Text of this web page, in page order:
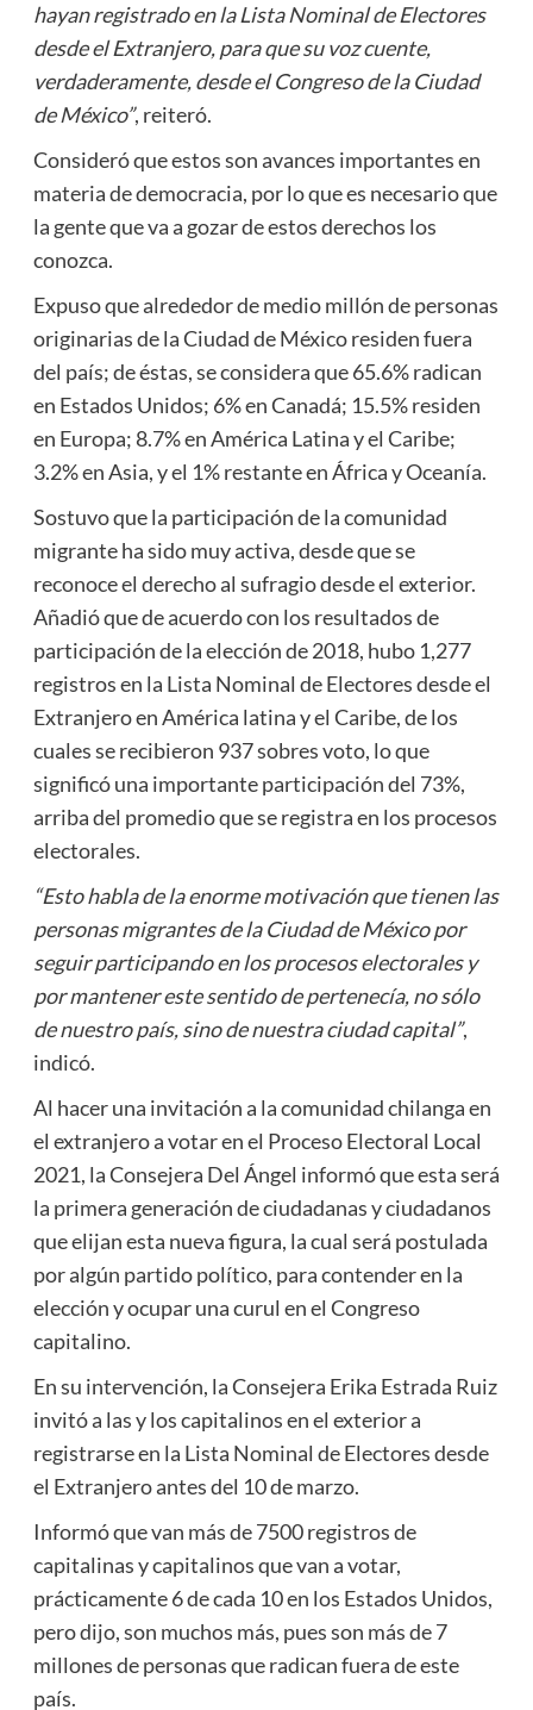
hayan registrado en la Lista Nominal de Electores
desde el Extranjero, para que su voz cuente,
verdaderamente, desde el Congreso de la Ciudad
de México”, reiteró.
Consideró que estos son avances importantes en
materia de democracia, por lo que es necesario que
la gente que va a gozar de estos derechos los
conozca.
Expuso que alrededor de medio millón de personas
originarias de la Ciudad de México residen fuera
del país; de éstas, se considera que 65.6% radican
en Estados Unidos; 6% en Canadá; 15.5% residen
en Europa; 8.7% en América Latina y el Caribe;
3.2% en Asia, y el 1% restante en África y Oceanía.
Sostuvo que la participación de la comunidad
migrante ha sido muy activa, desde que se
reconoce el derecho al sufragio desde el exterior.
Añadió que de acuerdo con los resultados de
participación de la elección de 2018, hubo 1,277
registros en la Lista Nominal de Electores desde el
Extranjero en América latina y el Caribe, de los
cuales se recibieron 937 sobres voto, lo que
significó una importante participación del 73%,
arriba del promedio que se registra en los procesos
electorales.
“Esto habla de la enorme motivación que tienen las
personas migrantes de la Ciudad de México por
seguir participando en los procesos electorales y
por mantener este sentido de pertenecía, no sólo
de nuestro país, sino de nuestra ciudad capital”,
indicó.
Al hacer una invitación a la comunidad chilanga en
el extranjero a votar en el Proceso Electoral Local
2021, la Consejera Del Ángel informó que esta será
la primera generación de ciudadanas y ciudadanos
que elijan esta nueva figura, la cual será postulada
por algún partido político, para contender en la
elección y ocupar una curul en el Congreso
capitalino.
En su intervención, la Consejera Erika Estrada Ruiz
invitó a las y los capitalinos en el exterior a
registrarse en la Lista Nominal de Electores desde
el Extranjero antes del 10 de marzo.
Informó que van más de 7500 registros de
capitalinas y capitalinos que van a votar,
prácticamente 6 de cada 10 en los Estados Unidos,
pero dijo, son muchos más, pues son más de 7
millones de personas que radican fuera de este
país.